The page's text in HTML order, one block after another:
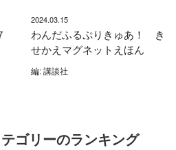
2024.03.15
わんだふるぷりきゅあ！ き
せかえマグネットえほん
編: 講談社
ゴリーのランキング